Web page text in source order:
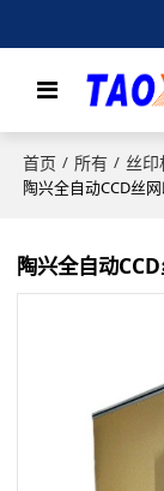
首页 / 所有 / 丝印
陶兴全自动CCD丝
陶兴全自动